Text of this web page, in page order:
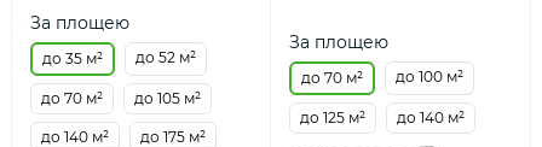
За площею
до 35 м² до 52 м²
до 70 м² до 105 м²
до 140 м² до 175 м²
За площею
до 70 м² до 100 м²
до 125 м² до 140 м²